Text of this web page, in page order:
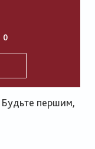
0
першим,